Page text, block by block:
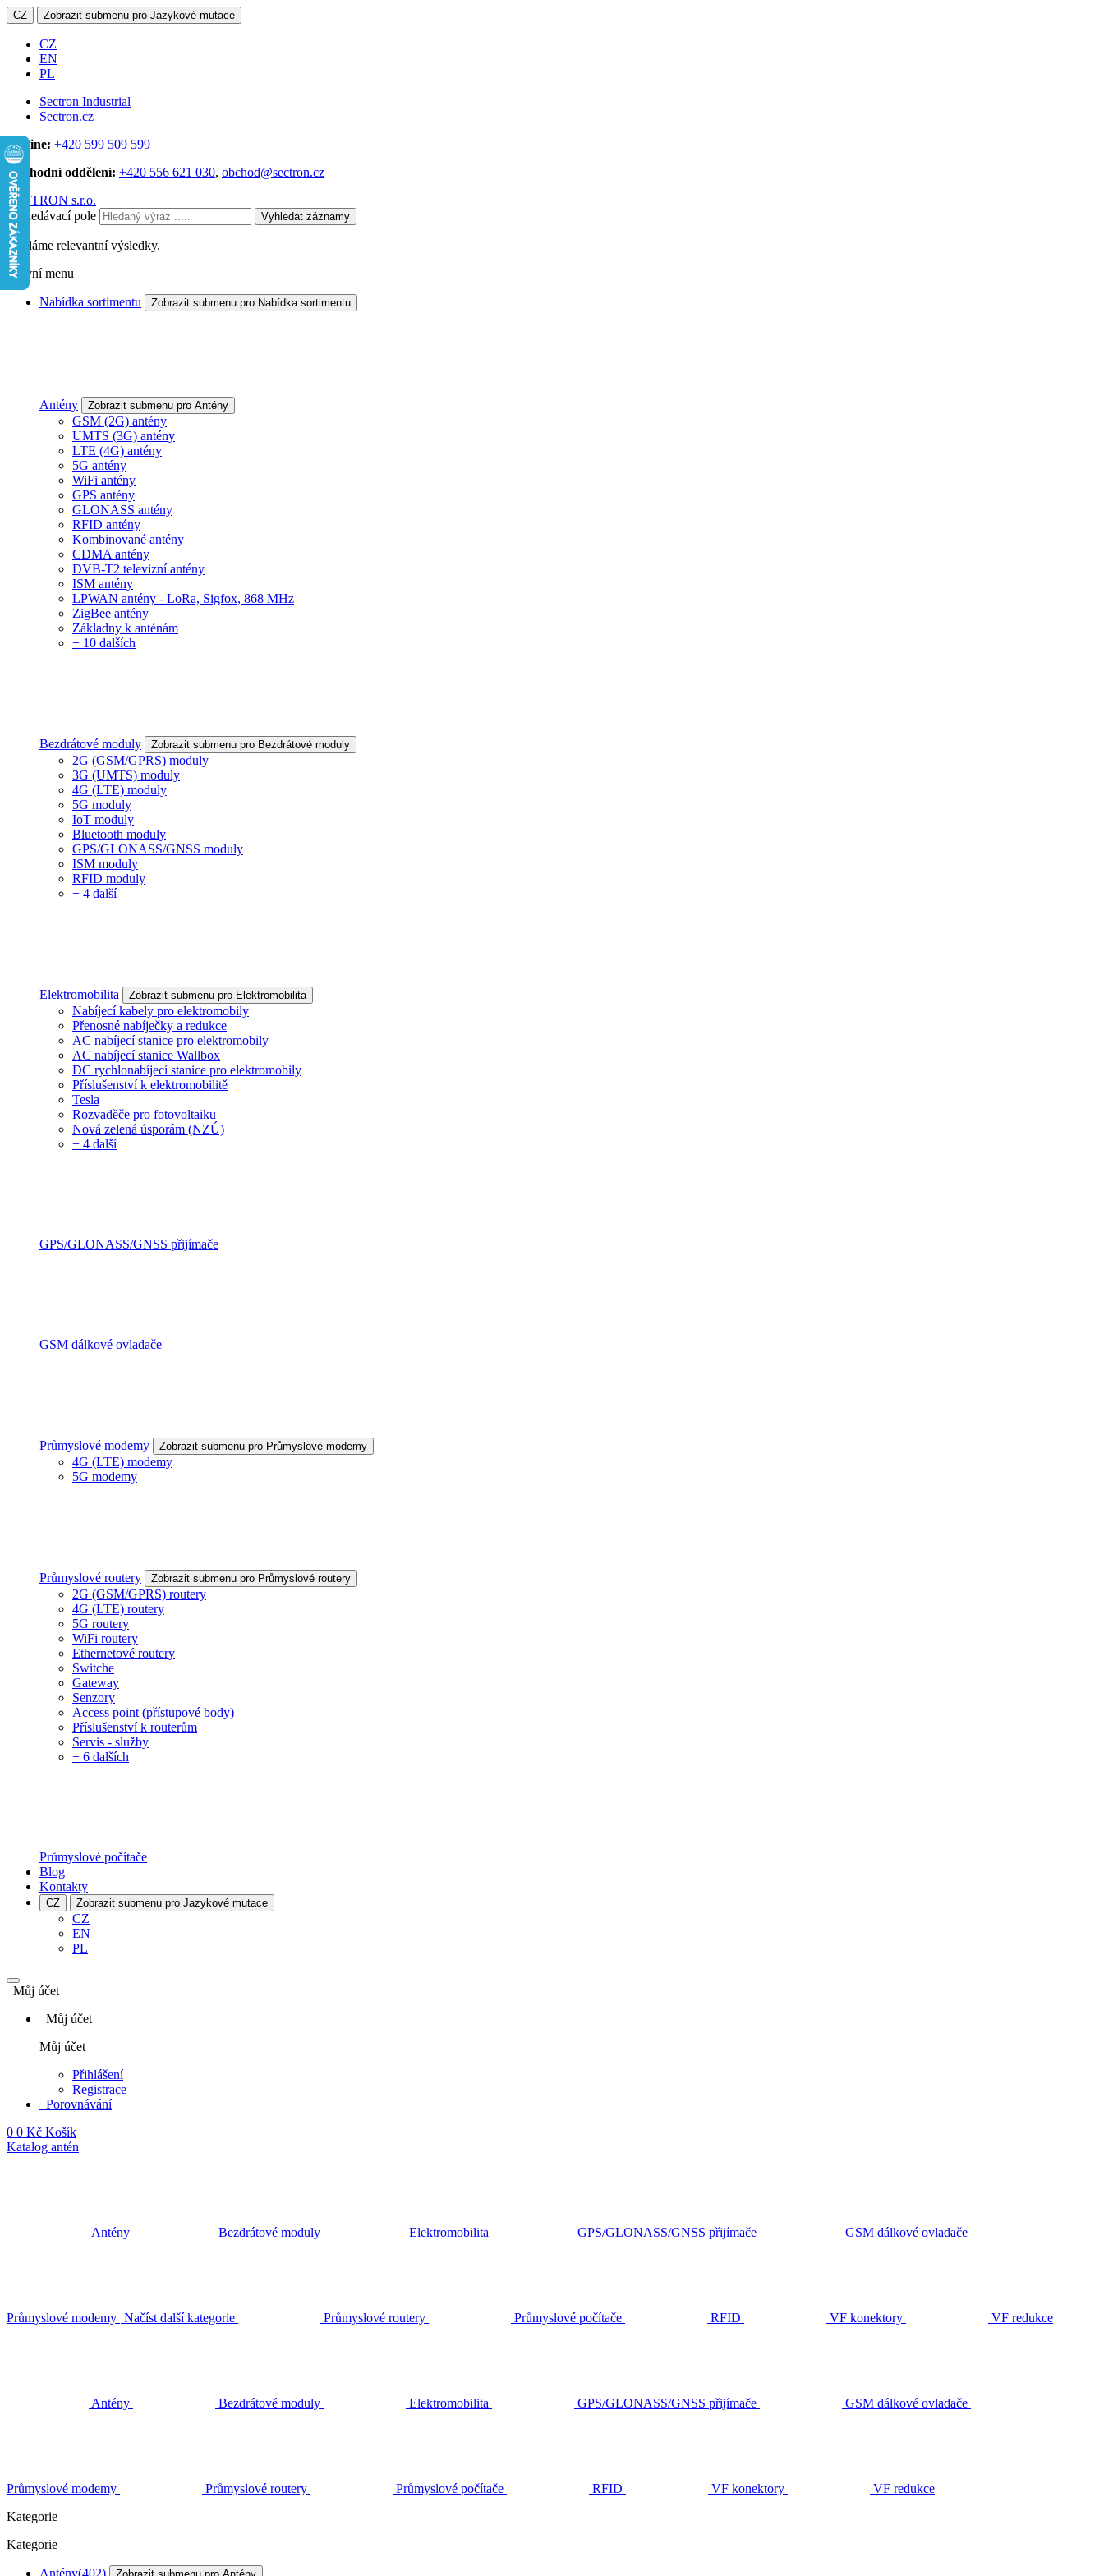
CZ Zobrazit submenu pro Jazykové mutace
CZ
EN
PL
Sectron Industrial
Sectron.cz
Hotline: +420 599 509 599
Obchodní oddělení: +420 556 621 030, obchod@sectron.cz
SECTRON s.r.o.
Vyhledávací pole
Vyhledat záznamy
Hledáme relevantní výsledky.
Hlavní menu
Nabídka sortimentu Zobrazit submenu pro Nabídka sortimentu
Antény Zobrazit submenu pro Antény
GSM (2G) antény
UMTS (3G) antény
LTE (4G) antény
5G antény
WiFi antény
GPS antény
GLONASS antény
RFID antény
Kombinované antény
CDMA antény
DVB-T2 televizní antény
ISM antény
LPWAN antény - LoRa, Sigfox, 868 MHz
ZigBee antény
Základny k anténám
+ 10 dalších
Bezdrátové moduly Zobrazit submenu pro Bezdrátové moduly
2G (GSM/GPRS) moduly
3G (UMTS) moduly
4G (LTE) moduly
5G moduly
IoT moduly
Bluetooth moduly
GPS/GLONASS/GNSS moduly
ISM moduly
RFID moduly
+ 4 další
Elektromobilita Zobrazit submenu pro Elektromobilita
Nabíjecí kabely pro elektromobily
Přenosné nabíječky a redukce
AC nabíjecí stanice pro elektromobily
AC nabíjecí stanice Wallbox
DC rychlonabíjecí stanice pro elektromobily
Příslušenství k elektromobilitě
Tesla
Rozvaděče pro fotovoltaiku
Nová zelená úsporám (NZÚ)
+ 4 další
GPS/GLONASS/GNSS přijímače
GSM dálkové ovladače
Průmyslové modemy Zobrazit submenu pro Průmyslové modemy
4G (LTE) modemy
5G modemy
Průmyslové routery Zobrazit submenu pro Průmyslové routery
2G (GSM/GPRS) routery
4G (LTE) routery
5G routery
WiFi routery
Ethernetové routery
Switche
Gateway
Senzory
Access point (přístupové body)
Příslušenství k routerům
Servis - služby
+ 6 dalších
Průmyslové počítače
Blog
Kontakty
CZ Zobrazit submenu pro Jazykové mutace
CZ
EN
PL
Můj účet
Můj účet
Můj účet
Přihlášení
Registrace
Porovnávání
0 0 Kč Košík
Katalog antén
Antény Bezdrátové moduly Elektromobilita GPS/GLONASS/GNSS přijímače GSM dálkové ovladače
Průmyslové modemy Načíst další kategorie Průmyslové routery Průmyslové počítače RFID VF konektory VF redukce
Antény Bezdrátové moduly Elektromobilita GPS/GLONASS/GNSS přijímače GSM dálkové ovladače
Průmyslové modemy Průmyslové routery Průmyslové počítače RFID VF konektory
VF redukce
Kategorie
Kategorie
Antény(402)